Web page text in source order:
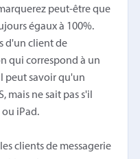
peut-être que
égaux à 100%.
d'un client de
qui correspond à un
peut savoir qu'un
mais ne sait pas s'il
iPad.
clients de messagerie